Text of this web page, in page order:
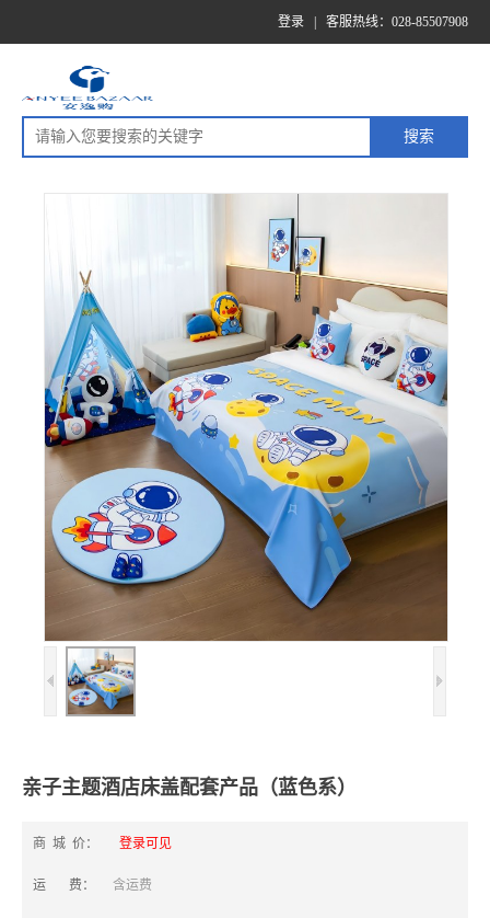
登录 客服热线：028-85507908
亲子主题酒店床盖配套产品（蓝色系）
商 城 价： 登录可见
运 费： 含运费